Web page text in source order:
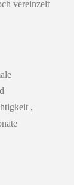
vereinzelt
,